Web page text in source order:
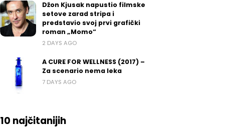
Džon Kjusak napustio filmske
setove zarad stripa i
predstavio svoj prvi grafički
roman „Momo“
2 DAYS AGO
A CURE FOR WELLNESS (2017) –
Za scenario nema leka
7 DAYS AGO
10 najčitanijih